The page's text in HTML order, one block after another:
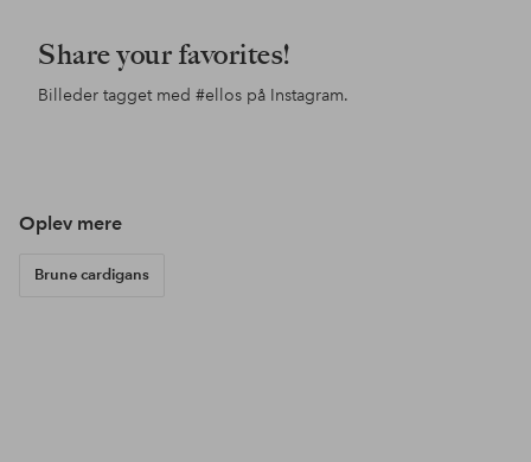
Share your favorites!
Billeder tagget med #ellos på Instagram.
Oplev mere
Brune cardigans